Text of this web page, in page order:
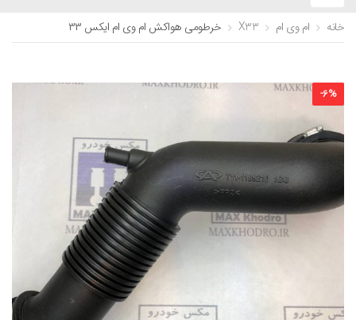
خانه ام وی ام X33 خرطومی هواکش ام وی ام ایکس ۳۳
-6%